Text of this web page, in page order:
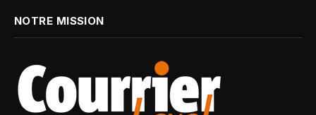
NOTRE MISSION